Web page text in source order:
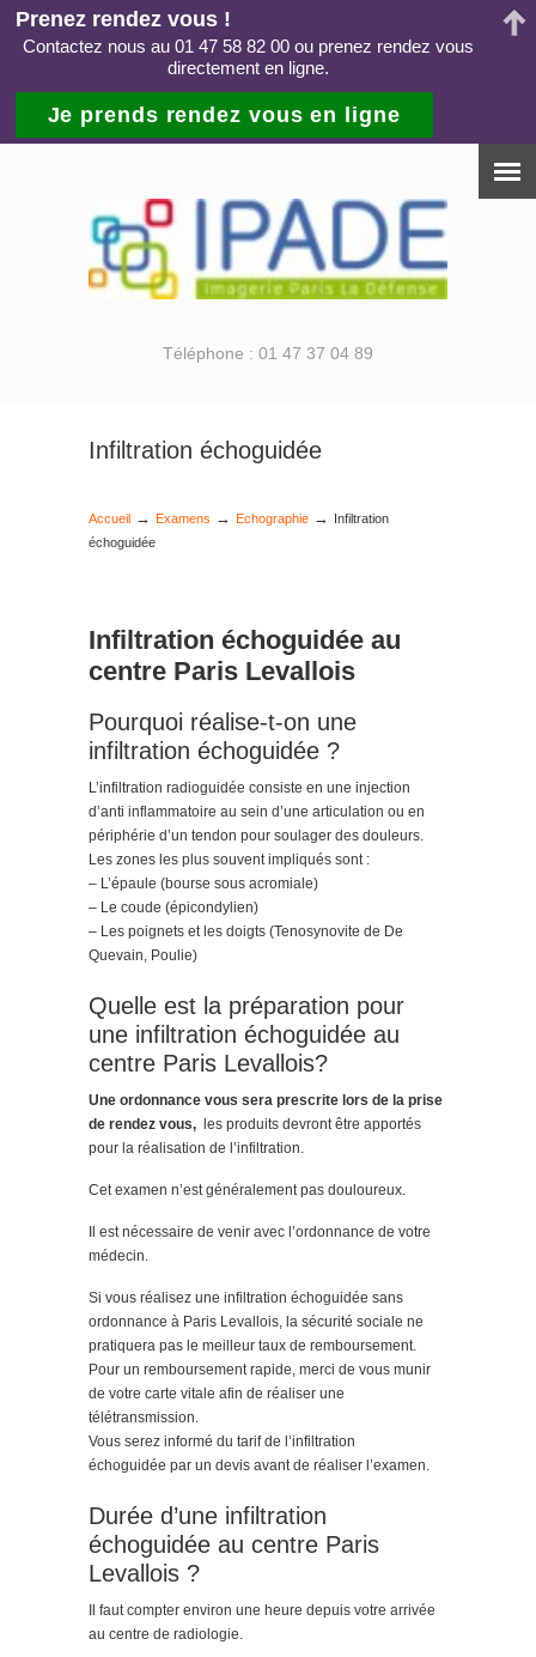
Téléphone : 01 47 37 04 89
Infiltration échoguidée
Accueil → Examens → Echographie →
Infiltration
échoguidée
Infiltration échoguidée au
centre Paris Levallois
Pourquoi réalise-t-on une
infiltration échoguidée ?
L’infiltration radioguidée consiste en une injection
d’anti inflammatoire au sein d’une articulation ou en
périphérie d’un tendon pour soulager des douleurs.
Les zones les plus souvent impliqués sont :
– L’épaule (bourse sous acromiale)
– Le coude (épicondylien)
– Les poignets et les doigts (Tenosynovite de De
Quevain, Poulie)
Quelle est la préparation pour
une infiltration échoguidée au
centre Paris Levallois?
Une ordonnance vous sera prescrite lors de la prise
de rendez vous, les produits devront être apportés
pour la réalisation de l’infiltration.
Cet examen n’est généralement pas douloureux.
Il est nécessaire de venir avec l’ordonnance de votre
médecin.
Si vous réalisez une infiltration échoguidée sans
ordonnance à Paris Levallois, la sécurité sociale ne
pratiquera pas le meilleur taux de remboursement.
Pour un remboursement rapide, merci de vous munir
de votre carte vitale afin de réaliser une
télétransmission.
Vous serez informé du tarif de l’infiltration
échoguidée par un devis avant de réaliser l’examen.
Durée d’une infiltration
échoguidée au centre Paris
Levallois ?
Il faut compter environ une heure depuis votre arrivée
au centre de radiologie.
Prenez rendez vous !
Contactez nous au 01 47 58 82 00 ou prenez rendez vous
directement en ligne.
Je prends rendez vous en ligne